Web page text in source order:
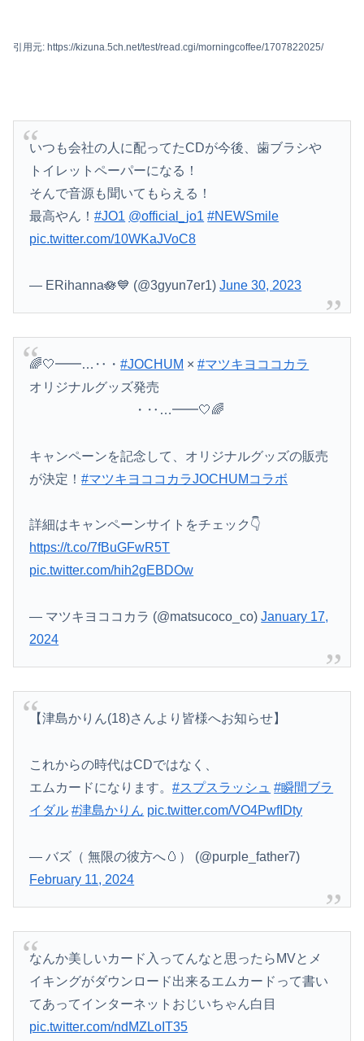
引用元: https://kizuna.5ch.net/test/read.cgi/morningcoffee/1707822025/
いつも会社の人に配ってたCDが今後、歯ブラシや
トイレットペーパーになる！
そんで音源も聞いてもらえる！
最高やん！#JO1 @official_jo1 #NEWSmile
pic.twitter.com/10WKaJVoC8
— ERihanna🪷💙 (@3gyun7er1)June 30, 2023
🌈🤍━━…‥・#JOCHUM ×#マツキヨココカラ
オリジナルグッズ発売
・‥…━━🤍🌈
キャンペーンを記念して、オリジナルグッズの販売
が決定！#マツキヨココカラJOCHUMコラボ
詳細はキャンペーンサイトをチェック👇
https://t.co/7fBuGFwR5T
pic.twitter.com/hih2gEBDOw
— マツキヨココカラ (@matsucoco_co)January 17,
2024
【津島かりん(18)さんより皆様へお知らせ】
これからの時代はCDではなく、
エムカードになります。#スプスラッシュ #瞬間ブラ
イダル #津島かりん pic.twitter.com/VO4PwfIDty
— バズ（ 無限の彼方へ🥚） (@purple_father7)
February 11, 2024
なんか美しいカード入ってんなと思ったらMVとメ
イキングがダウンロード出来るエムカードって書い
てあってインターネットおじいちゃん白目
pic.twitter.com/ndMZLoIT35